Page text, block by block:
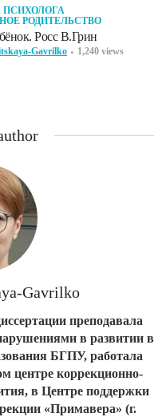
ПСИХОЛОГА
РОДИТЕЛЬСТВО
Росс В.Грин
Gavrilko 1,240 views
Gavrilko
преподавала
в развитии в
БГПУ, работала
центре коррекционно-
в Центре поддержки
«Примавера» (г.